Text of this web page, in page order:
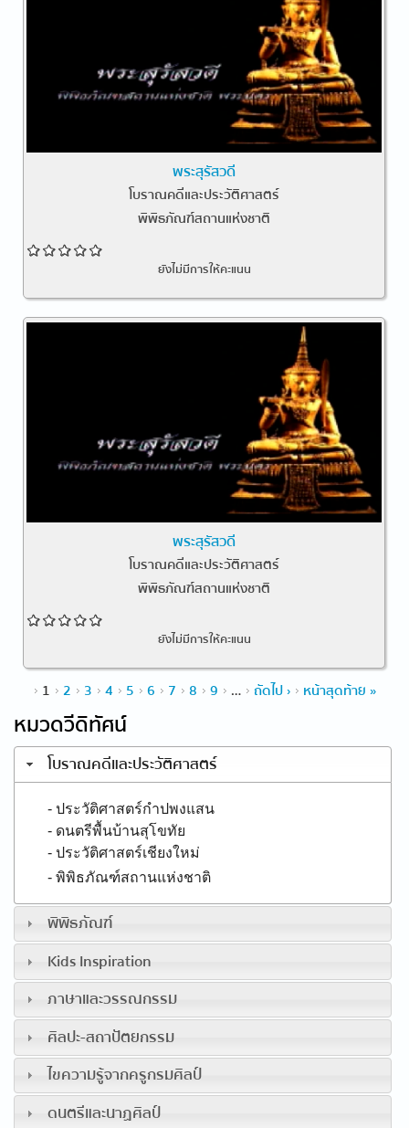
พระสุรัสวดี
โบราณคดีและประวัติศาสตร์
พิพิธภัณฑ์สถานแห่งชาติ
ยังไม่มีการให้คะแนน
พระสุรัสวดี
โบราณคดีและประวัติศาสตร์
พิพิธภัณฑ์สถานแห่งชาติ
ยังไม่มีการให้คะแนน
หน้า
1 2 3 4 5 6 7 8 9 … ถัดไป › หน้าสุดท้าย »
หมวดวีดิทัศน์
โบราณคดีและประวัติศาสตร์
- ประวัติศาสตร์กำปพงแสน
- ดนตรีพื้นบ้านสุโขทัย
- ประวัติศาสตร์เชียงใหม่
- พิพิธภัณฑ์สถานแห่งชาติ
พิพิธภัณฑ์
Kids Inspiration
ภาษาและวรรณกรรม
ศิลปะ-สถาปัตยกรรม
ไขความรู้จากครูกรมศิลป์
ดนตรีและนาฏศิลป์